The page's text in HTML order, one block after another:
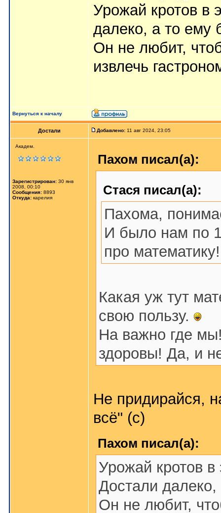
Урожай кротов в
далеко, а то ему
Он не любит,
извлечь
Вернуться к началу
Достали Добавлено: 11 авг 2024, 23:05
Академ.
Зарегистрирован: 30 янв
2008, 00:10
Сообщения: 8893
Откуда: карелия
Пахом писал(а):
Стася писал(а):
Пахома,
И было нам по
про
Какая уж тут
свою пользу.
На важно где
здоровы! Да, и
Не придирайся,
всё" (с)
Пахом писал(а):
Урожай кротов
Достали
Он не любит,